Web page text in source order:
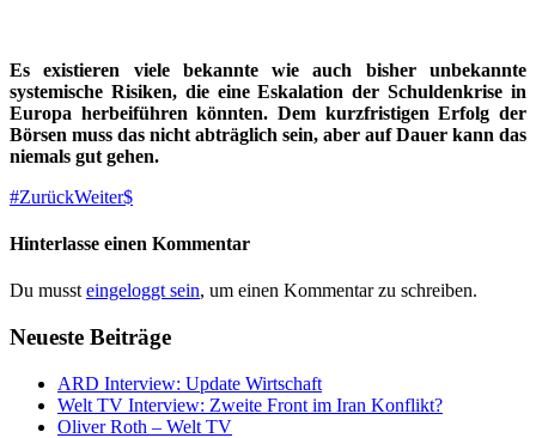
Es existieren viele bekannte wie auch bisher unbekannte
systemische Risiken, die eine Eskalation der Schuldenkrise in
Europa herbeiführen könnten. Dem kurzfristigen Erfolg der
Börsen muss das nicht abträglich sein, aber auf Dauer kann das
niemals gut gehen.
ZurückWeiter
Hinterlasse einen Kommentar
Du mussteingeloggt sein, um einen Kommentar zu schreiben.
Neueste Beiträge
ARD Interview: Update Wirtschaft
Welt TV Interview: Zweite Front im Iran Konflikt?
Oliver Roth – Welt TV